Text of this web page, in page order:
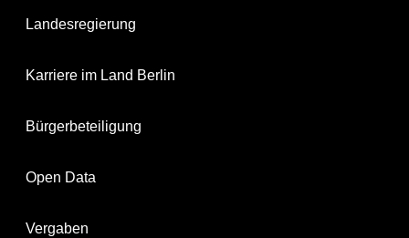
Landesregierung
Karriere im Land Berlin
Bürgerbeteiligung
Open Data
Vergaben